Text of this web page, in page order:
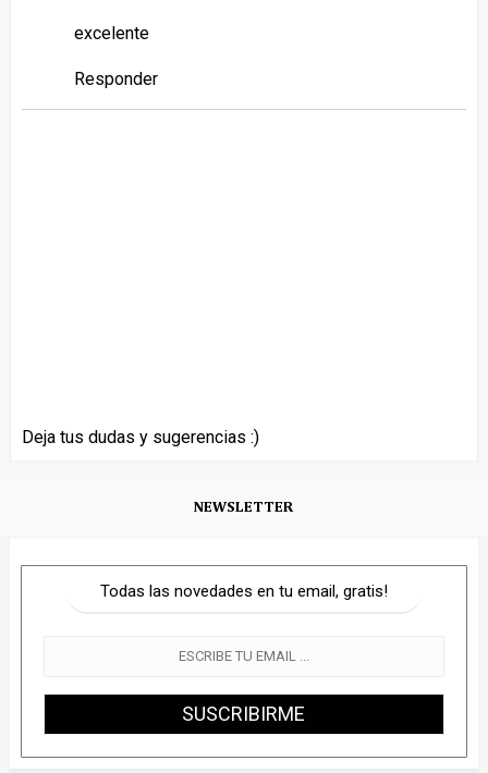
excelente
Responder
Deja tus dudas y sugerencias :)
NEWSLETTER
Todas las novedades en tu email, gratis!